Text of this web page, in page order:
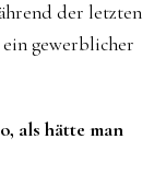
der letzten
ein gewerblicher
als hätte man